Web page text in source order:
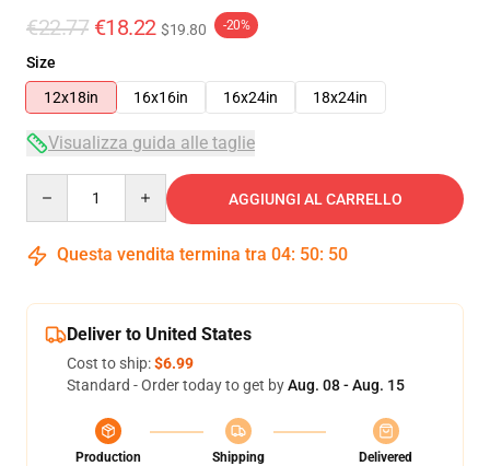
€22.77 €18.22 $19.80 -20%
Size
12x18in
16x16in 16x24in 18x24in
Visualizza guida alle taglie
AGGIUNGI AL CARRELLO
Questa vendita termina tra 04: 50: 50
Deliver to United States
Cost to ship:$6.99
Standard - Order today to get byAug. 08 - Aug. 15
Production
Shipping
Delivered